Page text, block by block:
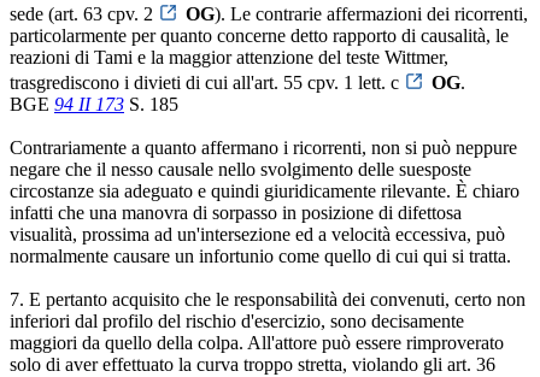
sede (art. 63 cpv. 2
OG). Le contrarie affermazioni dei ricorrenti,
particolarmente per quanto concerne detto rapporto di causalità, le
reazioni di Tami e la maggior attenzione del teste Wittmer,
trasgrediscono i divieti di cui all'art. 55 cpv. 1 lett. c
OG.
BGE 94 II 173 S. 185
Contrariamente a quanto affermano i ricorrenti, non si può neppure
negare che il nesso causale nello svolgimento delle suesposte
circostanze sia adeguato e quindi giuridicamente rilevante. È chiaro
infatti che una manovra di sorpasso in posizione di difettosa
visualità, prossima ad un'intersezione ed a velocità eccessiva, può
normalmente causare un infortunio come quello di cui qui si tratta.
7. E pertanto acquisito che le responsabilità dei convenuti, certo non
inferiori dal profilo del rischio d'esercizio, sono decisamente
maggiori da quello della colpa. All'attore può essere rimproverato
solo di aver effettuato la curva troppo stretta, violando gli art. 36